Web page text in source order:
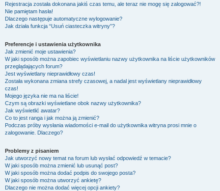
Rejestracja została dokonana jakiś czas temu, ale teraz nie mogę się zalogować?!
Nie pamiętam hasła!
Dlaczego następuje automatyczne wylogowanie?
Jak działa funkcja “Usuń ciasteczka witryny”?
Preferencje i ustawienia użytkownika
Jak zmienić moje ustawienia?
W jaki sposób można zapobiec wyświetlaniu nazwy użytkownika na liście użytkowników
przeglądających forum?
Jest wyświetlany nieprawidłowy czas!
Została wykonana zmiana strefy czasowej, a nadal jest wyświetlany nieprawidłowy
czas!
Mojego języka nie ma na liście!
Czym są obrazki wyświetlane obok nazwy użytkownika?
Jak wyświetlić awatar?
Co to jest ranga i jak można ją zmienić?
Podczas próby wysłania wiadomości e-mail do użytkownika witryna prosi mnie o
zalogowanie. Dlaczego?
Problemy z pisaniem
Jak utworzyć nowy temat na forum lub wysłać odpowiedź w temacie?
W jaki sposób można zmienić lub usunąć post?
W jaki sposób można dodać podpis do swojego posta?
W jaki sposób można utworzyć ankietę?
Dlaczego nie można dodać więcej opcji ankiety?